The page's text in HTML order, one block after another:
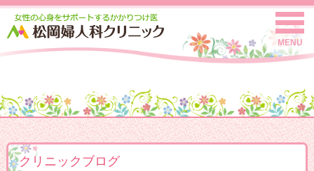
MENU
クリニックブログ